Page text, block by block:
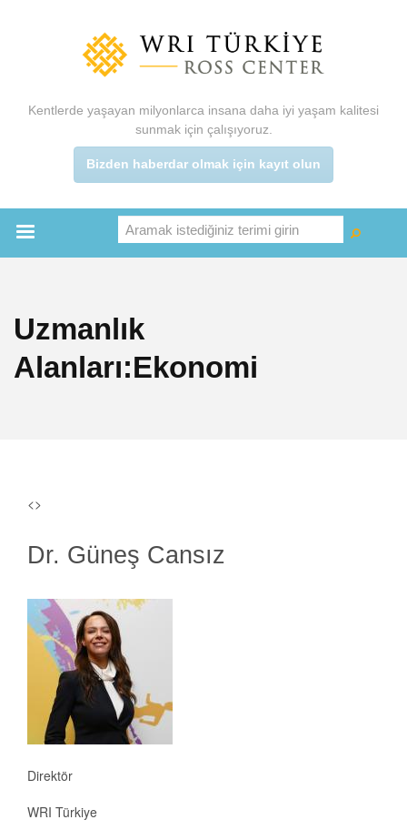
Kentlerde yaşayan milyonlarca insana daha iyi yaşam kalitesi
sunmak için çalışıyoruz.
Bizden haberdar olmak için kayıt olun
Ara
Ara
Uzmanlık
Alanları:Ekonomi
<>
Dr. Güneş Cansız
Direktör
WRI Türkiye